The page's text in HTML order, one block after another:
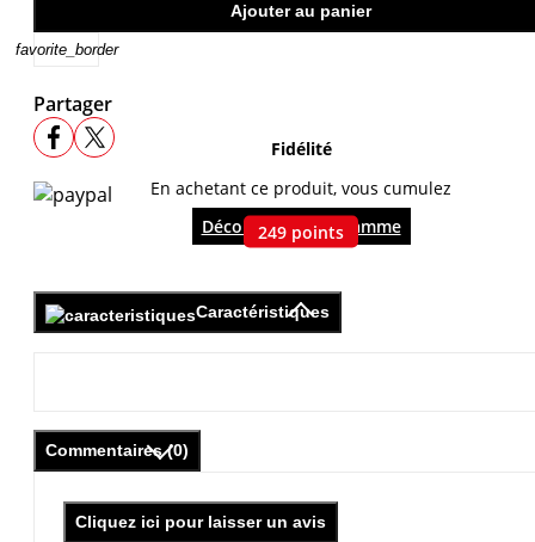
Ajouter au panier
favorite_border
Partager
Fidélité
En achetant ce produit, vous cumulez
249 points
Découvrir le programme
Caractéristiques
Commentaires (0)
Cliquez ici pour laisser un avis